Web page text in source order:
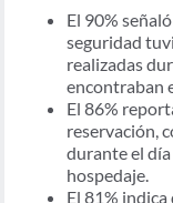
El 90%
seguridad
realizadas
encontraban
El 86%
reservación,
durante el
hospedaje.
El 81%